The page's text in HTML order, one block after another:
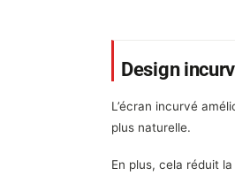
Design
L’écran incurvé
plus naturelle.
En plus, cela réduit